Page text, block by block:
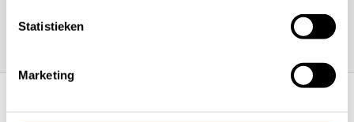
Statistieken
Marketing